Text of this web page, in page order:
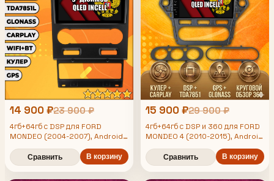
14 900 ₽23 900 ₽
4гб+64гб с DSP для FORD
MONDEO (2004-2007), Android
магнитола, без слота под симку,
усилитель звука TDA7851 и
поддержка 360 камер
Сравнить В корзину
15 900 ₽29 900 ₽
4гб+64гб с DSP и 360 для FORD
MONDEO 4 (2010-2015), Android
магнитола
Сравнить В корзину